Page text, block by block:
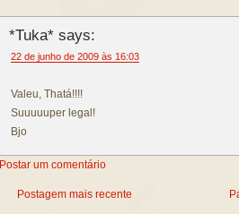
*Tuka* says:
22 de junho de 2009 às 16:03
Valeu, Thatá!!!!
Suuuuuper legal!
Bjo
Postar um comentário
Postagem mais recente